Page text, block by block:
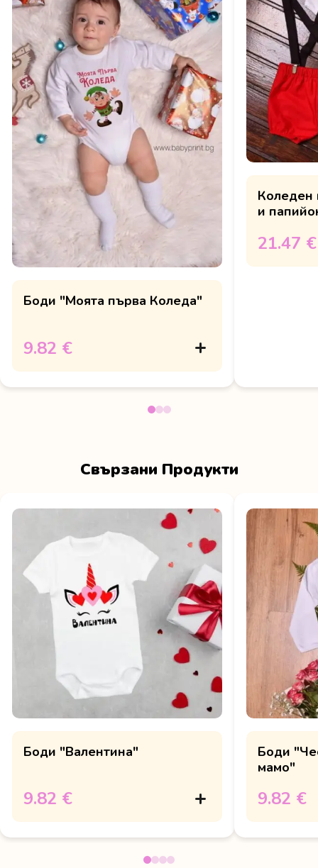
Боди "Моята първа Коледа"
9.82 €
Коледен
и
21.47 €
Свързани Продукти
Боди "Валентина"
9.82 €
Боди
мамо"
9.82 €